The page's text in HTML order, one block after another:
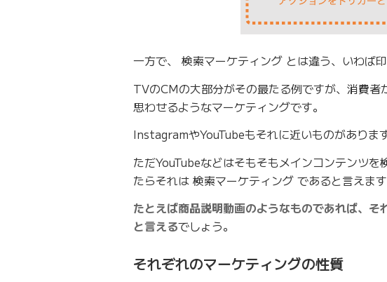
一方で、 検索マーケティング とは違う、いわば
TVのCMの大部分がその最たる例ですが、消費
思わせるようなマーケティングです。
InstagramやYouTubeもそれに近いものがあります
ただYouTubeなどはそもそもメインコンテンツ
たらそれは 検索マーケティング であると言えます
たとえば商品説明動画のようなものであれば、
と言えるでしょう。
それぞれのマーケティングの性質